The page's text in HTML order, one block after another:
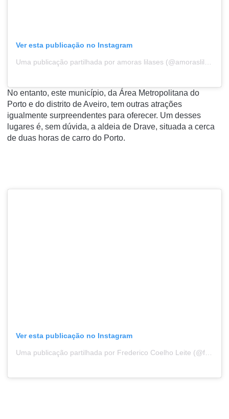
Ver esta publicação no Instagram
Uma publicação partilhada por amoras lilases (@amoraslilases)
No entanto, este município, da Área Metropolitana do
Porto e do distrito de Aveiro, tem outras atrações
igualmente surpreendentes para oferecer. Um desses
lugares é, sem dúvida, a aldeia de Drave, situada a cerca
de duas horas de carro do Porto.
Ver esta publicação no Instagram